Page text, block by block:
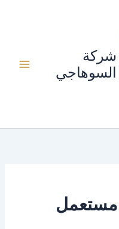
شركة
السوهاجي
مستعمل